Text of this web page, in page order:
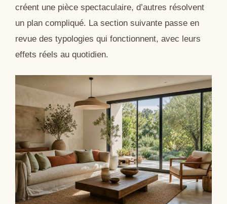
créent une pièce spectaculaire, d’autres résolvent
un plan compliqué. La section suivante passe en
revue des typologies qui fonctionnent, avec leurs
effets réels au quotidien.